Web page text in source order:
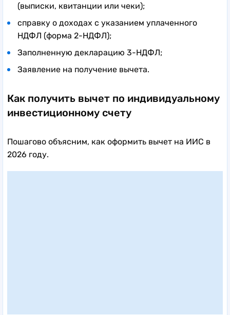
(выписки, квитанции или чеки);
справку о доходах с указанием уплаченного
НДФЛ (форма 2-НДФЛ);
Заполненную декларацию 3-НДФЛ;
Заявление на получение вычета.
Как получить вычет по индивидуальному
инвестиционному счету
Пошагово объясним, как оформить вычет на ИИС в
2026 году.